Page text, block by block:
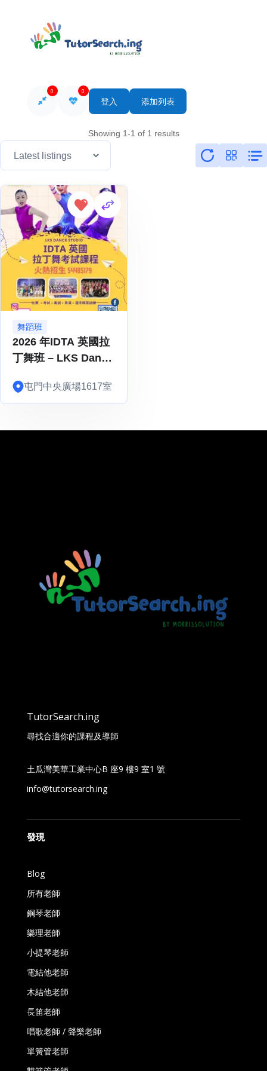
0 0
登入 添加列表
Showing 1-1 of 1 results
舞蹈班
2026 年IDTA 英國拉
丁舞班 – LKS Dance
屯門中央廣場1617室
TutorSearch.ing
尋找合適你的課程及導師
土瓜灣美華工業中心B 座9 樓9 室1 號
info@tutorsearch.ing
發現
Blog
所有老師
鋼琴老師
樂理老師
小提琴老師
電結他老師
木結他老師
長笛老師
唱歌老師 / 聲樂老師
單簧管老師